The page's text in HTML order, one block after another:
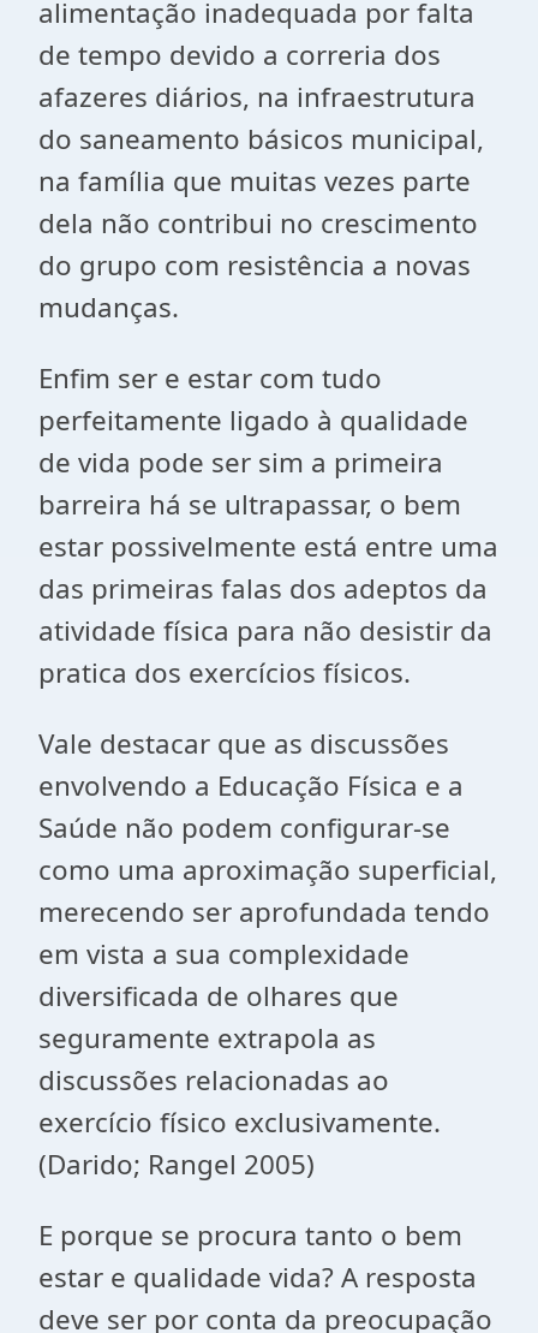
alimentação inadequada por falta
de tempo devido a correria dos
afazeres diários, na infraestrutura
do saneamento básicos municipal,
na família que muitas vezes parte
dela não contribui no crescimento
do grupo com resistência a novas
mudanças.
Enfim ser e estar com tudo
perfeitamente ligado à qualidade
de vida pode ser sim a primeira
barreira há se ultrapassar, o bem
estar possivelmente está entre uma
das primeiras falas dos adeptos da
atividade física para não desistir da
pratica dos exercícios físicos.
Vale destacar que as discussões
envolvendo a Educação Física e a
Saúde não podem configurar-se
como uma aproximação superficial,
merecendo ser aprofundada tendo
em vista a sua complexidade
diversificada de olhares que
seguramente extrapola as
discussões relacionadas ao
exercício físico exclusivamente.
(Darido; Rangel 2005)
E porque se procura tanto o bem
estar e qualidade vida? A resposta
deve ser por conta da preocupação